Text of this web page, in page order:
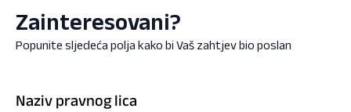
Zainteresovani?
Popunite sljedeća polja kako bi Vaš zahtjev bio poslan
Naziv pravnog lica